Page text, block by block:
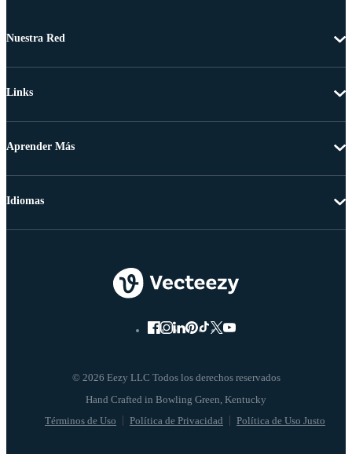
Nuestra Red
Links
Aprender Más
© 2026 Eezy LLC Todos los derechos reservados
Términos de Uso Política de Privacidad Política de Uso Justo
Idiomas